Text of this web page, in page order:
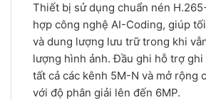
Thiết bị sử dụng chuẩn nén
hợp công nghệ AI-Coding, giúp
và dung lượng lưu trữ trong khi
lượng hình ảnh. Đầu ghi hỗ trợ
tất cả các kênh 5M-N và mở rộng
với độ phân giải lên đến 6MP.